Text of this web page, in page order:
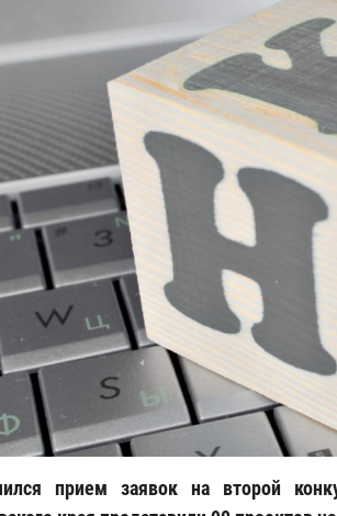
прием заявок на второй